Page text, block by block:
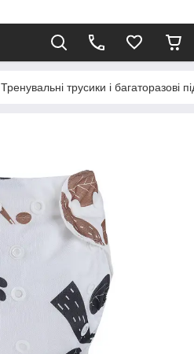
Тренувальні трусики і багаторазові